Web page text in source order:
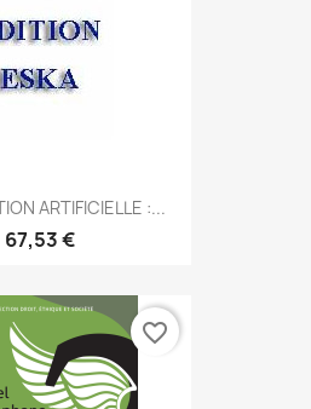
ARTIFICIELLE :...
67,53 €
favorite_border